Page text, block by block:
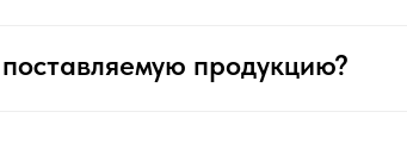
продукцию?